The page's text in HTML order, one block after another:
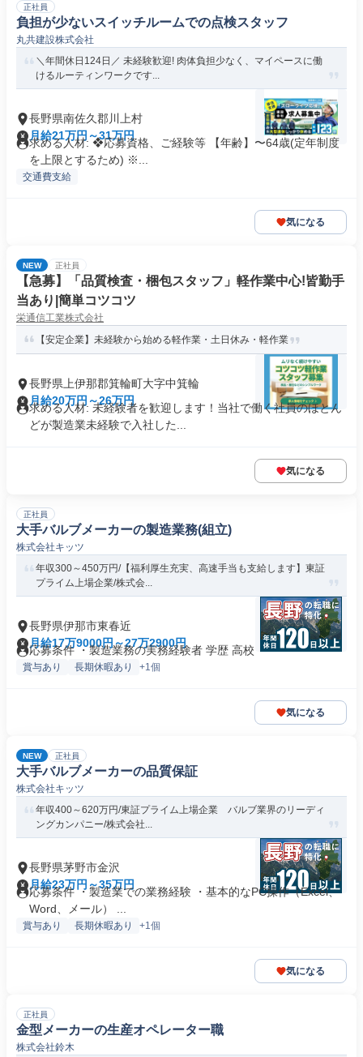
正社員
負担が少ないスイッチルームでの点検スタッフ
丸共建設株式会社
＼年間休日124日／ 未経験歓迎! 肉体負担少なく、マイペースに働
けるルーティンワークです...
長野県南佐久郡川上村
月給21万円～31万円
求める人材: ❖応募資格、ご経験等 【年齢】〜64歳(定年制度
を上限とするため) ※...
交通費支給
気になる
NEW 正社員
【急募】「品質検査・梱包スタッフ」軽作業中心!皆勤手
当あり|簡単コツコツ
栄通信工業株式会社
【安定企業】未経験から始める軽作業・土日休み・軽作業
長野県上伊那郡箕輪町大字中箕輪
月給20万円～26万円
求める人材: 未経験者を歓迎します！当社で働く社員のほとん
どが製造業未経験で入社した...
気になる
正社員
大手バルブメーカーの製造業務(組立)
株式会社キッツ
年収300～450万円/【福利厚生充実、高速手当も支給します】東証
プライム上場企業/株式会...
長野県伊那市東春近
月給17万9000円～27万2900円
応募条件 ・製造業務の実務経験者 学歴 高校
賞与あり 長期休暇あり +1個
気になる
NEW 正社員
大手バルブメーカーの品質保証
株式会社キッツ
年収400～620万円/東証プライム上場企業 バルブ業界のリーディ
ングカンパニー/株式会社...
長野県茅野市金沢
月給23万円～35万円
応募条件 ・製造業での業務経験 ・基本的なPC操作（Excel、
Word、メール） ...
賞与あり 長期休暇あり +1個
気になる
正社員
金型メーカーの生産オペレーター職
株式会社鈴木